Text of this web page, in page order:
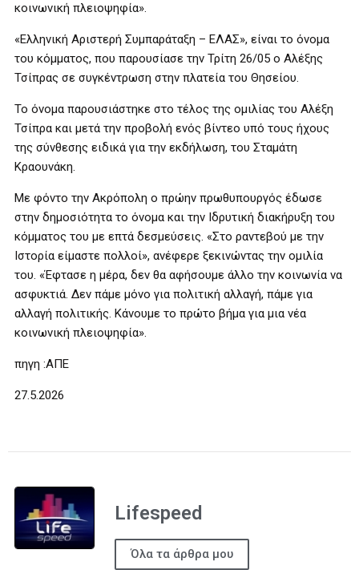
κοινωνική πλειοψηφία».
«Ελληνική Αριστερή Συμπαράταξη – ΕΛΑΣ», είναι το όνομα
του κόμματος, που παρουσίασε την Τρίτη 26/05 ο Αλέξης
Τσίπρας σε συγκέντρωση στην πλατεία του Θησείου.
Το όνομα παρουσιάστηκε στο τέλος της ομιλίας του Αλέξη
Τσίπρα και μετά την προβολή ενός βίντεο υπό τους ήχους
της σύνθεσης ειδικά για την εκδήλωση, του Σταμάτη
Κραουνάκη.
Με φόντο την Ακρόπολη ο πρώην πρωθυπουργός έδωσε
στην δημοσιότητα το όνομα και την Ιδρυτική διακήρυξη του
κόμματος του με επτά δεσμεύσεις. «Στο ραντεβού με την
Ιστορία είμαστε πολλοί», ανέφερε ξεκινώντας την ομιλία
του. «Έφτασε η μέρα, δεν θα αφήσουμε άλλο την κοινωνία να
ασφυκτιά. Δεν πάμε μόνο για πολιτική αλλαγή, πάμε για
αλλαγή πολιτικής. Κάνουμε το πρώτο βήμα για μια νέα
κοινωνική πλειοψηφία».
πηγη :ΑΠΕ
27.5.2026
Lifespeed
Όλα τα άρθρα μου